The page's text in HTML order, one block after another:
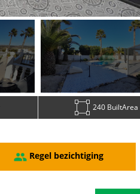
240 BuiltArea
Regel bezichtiging